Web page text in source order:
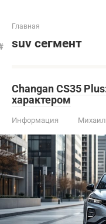
Главная
suv сегмент
Changan CS35
характером
Информация